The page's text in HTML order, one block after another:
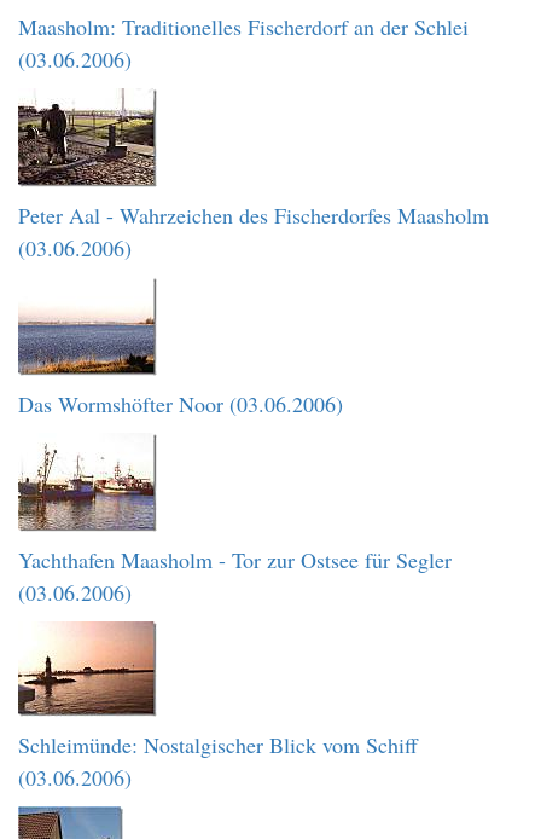
Maasholm: Traditionelles Fischerdorf an der Schlei
(03.06.2006)
Peter Aal - Wahrzeichen des Fischerdorfes Maasholm
(03.06.2006)
Das Wormshöfter Noor (03.06.2006)
Yachthafen Maasholm - Tor zur Ostsee für Segler
(03.06.2006)
Schleimünde: Nostalgischer Blick vom Schiff
(03.06.2006)